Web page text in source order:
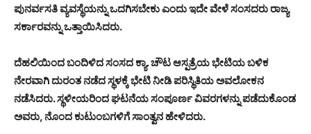
ಪುನರ್ವಸತಿ ವ್ಯವಸ್ಥೆಯನ್ನು ಒದಗಿಸಬೇಕು ಎಂದು ಇದೇ ವೇಳೆ ಸಂಸದರು ರಾಜ್ಯ
ಸರ್ಕಾರವನ್ನು ಒತ್ತಾಯಿಸಿದರು.
ದೆಹಲಿಯಿಂದ ಬಂದಿಳಿದ ಸಂಸದ ಕ್ಯಾ. ಚೌಟ ಆಸ್ಪತ್ರೆಯ ಭೇಟಿಯ ಬಳಿಕ
ನೇರವಾಗಿ ದುರಂತ ನಡೆದ ಸ್ಥಳಕ್ಕೆ ಭೇಟಿ ನೀಡಿ ಪರಿಸ್ಥಿತಿಯ ಅವಲೋಕನ
ನಡೆಸಿದರು. ಸ್ಥಳೀಯರಿಂದ ಘಟನೆಯ ಸಂಪೂರ್ಣ ವಿವರಗಳನ್ನು ಪಡೆದುಕೊಂಡ
ಅವರು, ನೊಂದ ಕುಟುಂಬಗಳಿಗೆ ಸಾಂತ್ವನ ಹೇಳಿದರು.